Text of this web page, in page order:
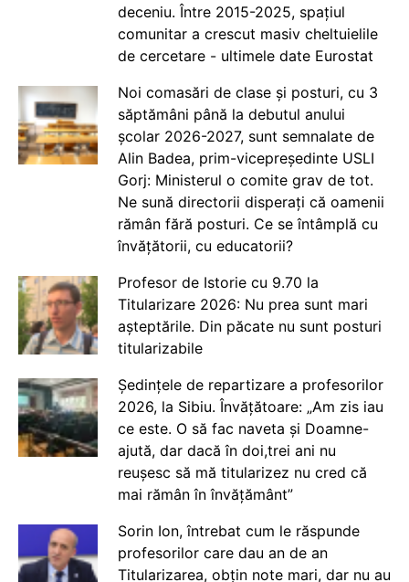
deceniu. Între 2015-2025, spațiul
comunitar a crescut masiv cheltuielile
de cercetare - ultimele date Eurostat
Noi comasări de clase și posturi, cu 3
săptămâni până la debutul anului
școlar 2026-2027, sunt semnalate de
Alin Badea, prim-vicepreședinte USLI
Gorj: Ministerul o comite grav de tot.
Ne sună directorii disperați că oamenii
rămân fără posturi. Ce se întâmplă cu
învățătorii, cu educatorii?
Profesor de Istorie cu 9.70 la
Titularizare 2026: Nu prea sunt mari
așteptările. Din păcate nu sunt posturi
titularizabile
Ședințele de repartizare a profesorilor
2026, la Sibiu. Învățătoare: „Am zis iau
ce este. O să fac naveta și Doamne-
ajută, dar dacă în doi,trei ani nu
reușesc să mă titularizez nu cred că
mai rămân în învățământ”
Sorin Ion, întrebat cum le răspunde
profesorilor care dau an de an
Titularizarea, obțin note mari, dar nu au